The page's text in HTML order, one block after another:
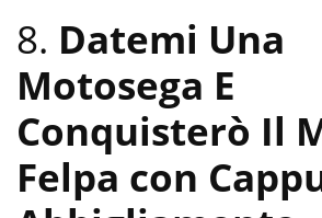
8. Datemi Una
Motosega E
Conquisterò Il
Felpa con